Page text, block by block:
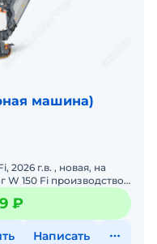
машина)
2026 г.в. , новая, на
150 Fi производство
с НДС. Возм
₽
Написать